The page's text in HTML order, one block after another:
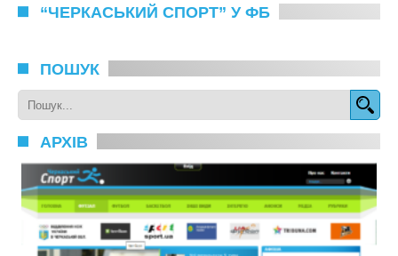
“ЧЕРКАСЬКИЙ СПОРТ” У ФБ
ПОШУК
АРХІВ